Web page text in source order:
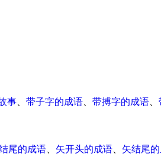
事 带子字的成语 带搏字的成语
尾的成语 矢开头的成语 矢结尾